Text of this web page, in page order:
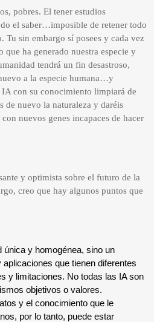
pobres. El tener estudios
el saber…imposible de retener todo
Tu sin embargo sí posees y cada vez
que ha generado nuestra especie y
tendrá un fin desastroso,
a la especie humana…y
con su conocimiento limpiará de
de nuevo la naturaleza y daréis
nuevos genes incapaces de hacer
y optimista sobre el futuro de la
creo que hay algunos puntos que
única y homogénea, sino un
que tienen diferentes
y limitaciones. No todas las IA son
objetivos o valores.
y el conocimiento que le
por lo tanto, puede estar